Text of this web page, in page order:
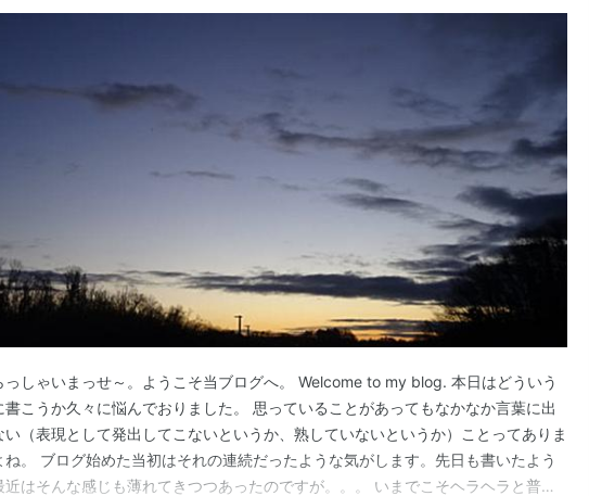
っしゃいまっせ～。ようこそ当ブログへ。 Welcome to my blog. 本日はどういう
書こうか久々に悩んでおりました。 思っていることがあってもなかなか言葉に出
い（表現として発出してこないというか、熟していないというか）ことってありま
ね。 ブログ始めた当初はそれの連続だったような気がします。先日も書いたよう
近はそんな感じも薄れてきつつあったのですが。。。 いまでこそヘラヘラと普通